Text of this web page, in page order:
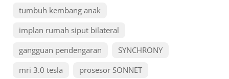
tumbuh kembang anak
implan rumah siput bilateral
gangguan pendengaran
SYNCHRONY
mri 3.0 tesla
prosesor SONNET